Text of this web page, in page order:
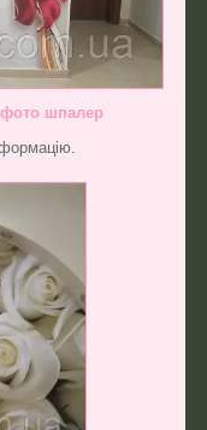
фото шпалер